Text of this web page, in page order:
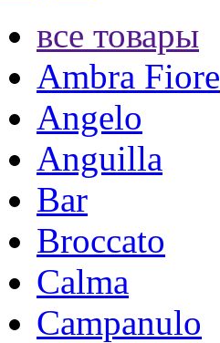
все товары
Ambra Fiore
Angelo
Anguilla
Bar
Broccato
Calma
Campanulo